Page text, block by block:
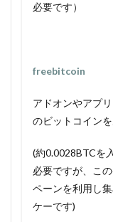
必要です）
freebitcoin
アドオンやアプ
のビットコイン
(約0.0028BTCを
必要ですが、こ
ペーンを利用し
ケーです)